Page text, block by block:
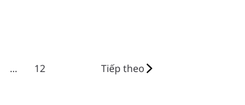
... 12 Tiếp theo